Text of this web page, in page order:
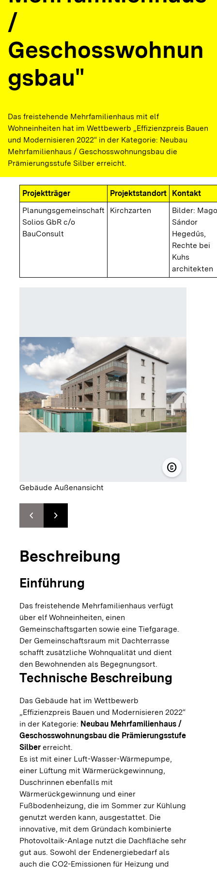
/
Geschosswohnun
gsbau"
Das freistehende Mehrfamilienhaus mit elf
Wohneinheiten hat im Wettbewerb „Effizienzpreis Bauen
und Modernisieren 2022“ in der Kategorie: Neubau
Mehrfamilienhaus / Geschosswohnungsbau die
Prämierungsstufe Silber erreicht.
Projektträger Projektstandort
Kontakt
Planungsgemeinschaft
Solios GbR c/o
BauConsult
Kirchzarten
Bilder:
Sándor
Hegedűs,
Rechte bei
Kuhs
architekten
copyright© Magor
Gebäude Außenansicht
chevron_leftZur vorhergehenden Folie springen
chevron_rightZur nächsten Folie springen
Beschreibung
Einführung
Das freistehende Mehrfamilienhaus verfügt
über elf Wohneinheiten, einen
Gemeinschaftsgarten sowie eine Tiefgarage.
Der Gemeinschaftsraum mit Dachterrasse
schafft zusätzliche Wohnqualität und dient
den Bewohnenden als Begegnungsort.
Technische Beschreibung
Das Gebäude hat im Wettbewerb
„Effizienzpreis Bauen und Modernisieren 2022“
in der Kategorie: Neubau Mehrfamilienhaus /
Geschosswohnungsbau die Prämierungsstufe
Silber erreicht.
Es ist mit einer Luft-Wasser-Wärmepumpe,
einer Lüftung mit Wärmerückgewinnung,
Duschrinnen ebenfalls mit
Wärmerückgewinnung und einer
Fußbodenheizung, die im Sommer zur Kühlung
genutzt werden kann, ausgestattet. Die
innovative, mit dem Gründach kombinierte
Photovoltaik-Anlage nutzt die Dachfläche sehr
gut aus. Sowohl der Endenergiebedarf als
auch die CO2-Emissionen für Heizung und